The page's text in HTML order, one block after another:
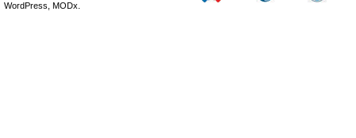
WordPress, MODx.